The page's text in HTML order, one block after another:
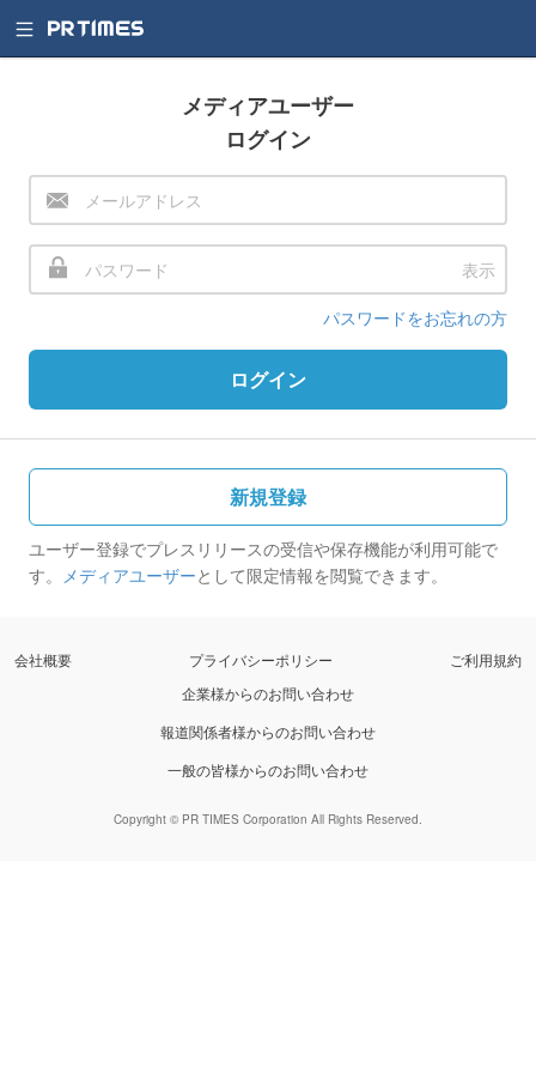
メディアユーザー
ログイン
表示
パスワードをお忘れの方
ログイン
新規登録
ユーザー登録でプレスリリースの受信や保存機能が利用可能で
す。 メディアユーザーとして限定情報を閲覧できます。
会社概要 プライバシーポリシー
ご利用規約
企業様からのお問い合わせ
報道関係者様からのお問い合わせ
一般の皆様からのお問い合わせ
Copyright © PR TIMES Corporation All Rights Reserved.